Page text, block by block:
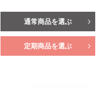
通常商品を選ぶ
定期商品を選ぶ